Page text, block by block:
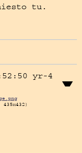
tu.
yr-4
435x432)